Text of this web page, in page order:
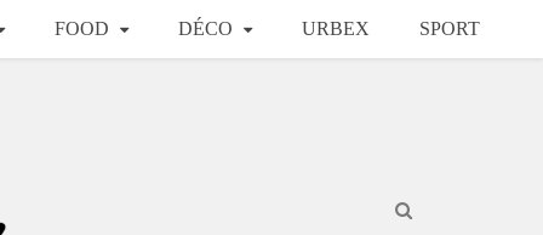
FOOD DÉCO URBEX SPORT